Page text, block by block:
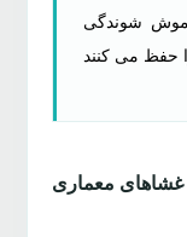
شوندگی
معماری